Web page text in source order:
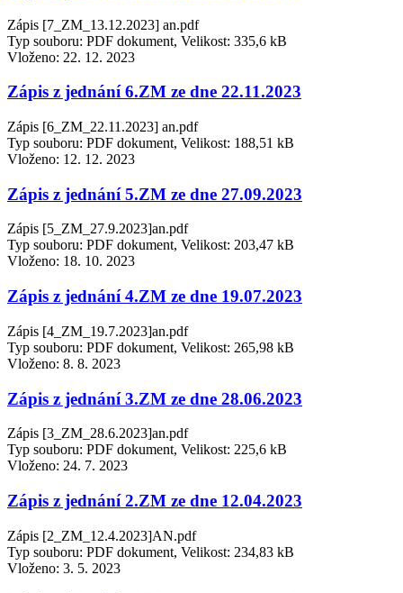
Zápis [7_ZM_13.12.2023] an.pdf
Typ souboru: PDF dokument, Velikost: 335,6 kB
Vloženo: 22. 12. 2023
Zápis z jednání 6.ZM ze dne 22.11.2023
Zápis [6_ZM_22.11.2023] an.pdf
Typ souboru: PDF dokument, Velikost: 188,51 kB
Vloženo: 12. 12. 2023
Zápis z jednání 5.ZM ze dne 27.09.2023
Zápis [5_ZM_27.9.2023]an.pdf
Typ souboru: PDF dokument, Velikost: 203,47 kB
Vloženo: 18. 10. 2023
Zápis z jednání 4.ZM ze dne 19.07.2023
Zápis [4_ZM_19.7.2023]an.pdf
Typ souboru: PDF dokument, Velikost: 265,98 kB
Vloženo: 8. 8. 2023
Zápis z jednání 3.ZM ze dne 28.06.2023
Zápis [3_ZM_28.6.2023]an.pdf
Typ souboru: PDF dokument, Velikost: 225,6 kB
Vloženo: 24. 7. 2023
Zápis z jednání 2.ZM ze dne 12.04.2023
Zápis [2_ZM_12.4.2023]AN.pdf
Typ souboru: PDF dokument, Velikost: 234,83 kB
Vloženo: 3. 5. 2023